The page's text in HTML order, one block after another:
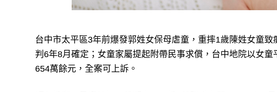
台中市太平區3年前爆發郭姓女保母虐童，重摔1歲陳姓女童
判6年8月確定；女童家屬提起附帶民事求償，台中地院以女
654萬餘元，全案可上訴。